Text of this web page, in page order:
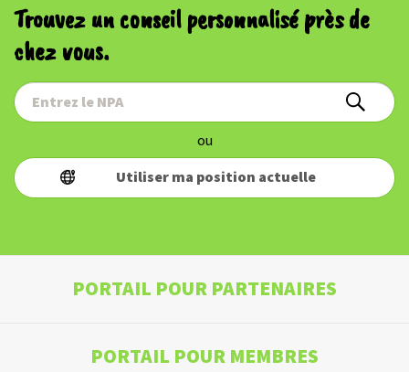
Trouvez un conseil personnalisé près de
chez vous.
ou
Utiliser ma position actuelle
PORTAIL POUR PARTENAIRES
PORTAIL POUR MEMBRES